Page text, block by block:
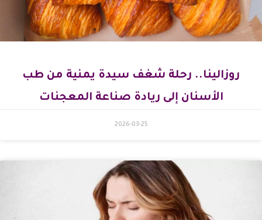
روزالينا.. رحلة شغف سيدة يمنية من طب
الأسنان إلى ريادة صناعة المعجنات
2026-03-25